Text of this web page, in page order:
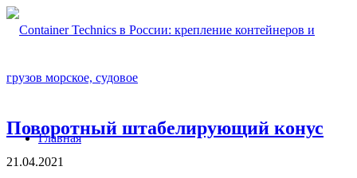
Главная
Поворотный штабелирующий конус
21.04.2021